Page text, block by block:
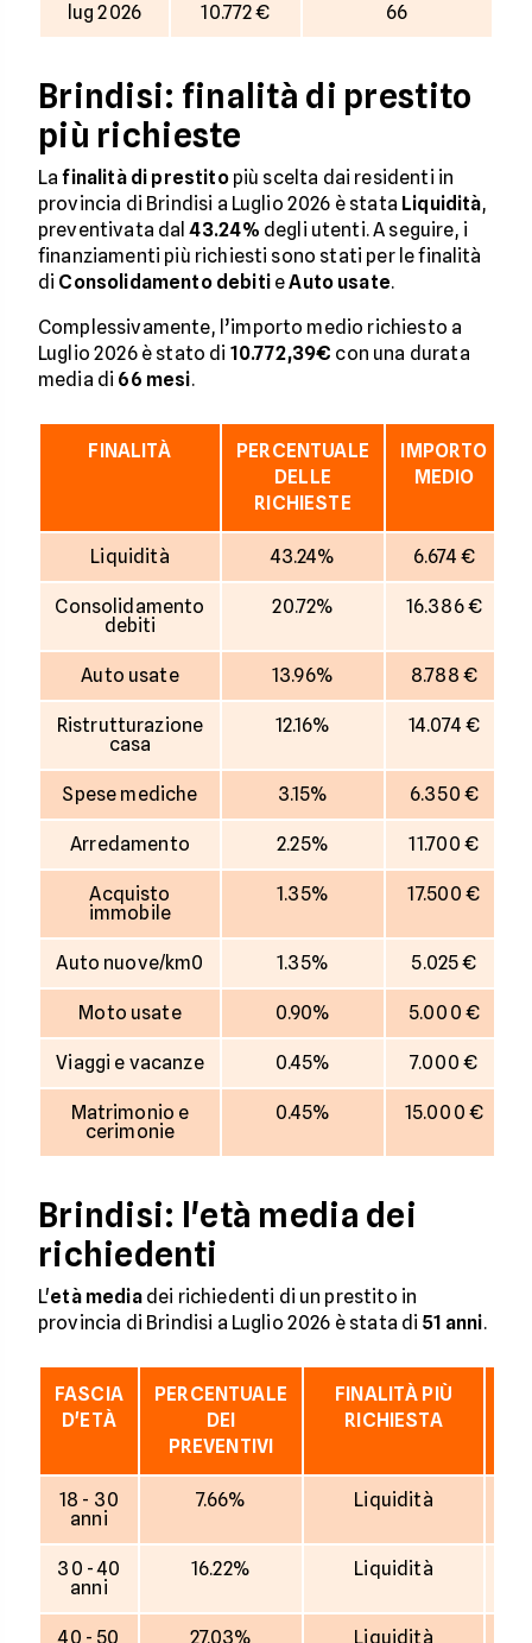
lug 2026 10.772 € 66
Brindisi: finalità di prestito
più richieste
Lafinalità di prestitopiù scelta dai residenti in
provincia di Brindisi a Luglio 2026 è stata Liquidità,
preventivata dal43.24% degli utenti. A seguire, i
finanziamenti più richiesti sono stati per le finalità
di Consolidamento debitieAuto usate.
Complessivamente, l’importo medio richiesto a
Luglio 2026 è stato di 10.772,39€ con una durata
media di 66 mesi.
FINALITÀ
PERCENTUALE
DELLE
RICHIESTE
IMPORTO
MEDIO
Liquidità 43.24% 6.674 €
Consolidamento
debiti
20.72% 16.386 €
Auto usate 13.96% 8.788 €
Ristrutturazione
casa
12.16% 14.074 €
Spese mediche 3.15% 6.350 €
Arredamento 2.25% 11.700 €
Acquisto
immobile
1.35% 17.500 €
Auto nuove/km0 1.35% 5.025 €
Moto usate 0.90% 5.000 €
Viaggi e vacanze 0.45% 7.000 €
Matrimonio e
cerimonie
0.45% 15.000 €
Brindisi: l'età media dei
richiedenti
L'età mediadei richiedenti di un prestito in
provincia di Brindisi a Luglio 2026 è stata di 51 anni.
FASCIA
D'ETÀ
PERCENTUALE
DEI
PREVENTIVI
FINALITÀ PIÙ
RICHIESTA
18 - 30
anni
7.66% Liquidità
30 - 40
anni
16.22% Liquidità
40 - 50 27.03% Liquidità